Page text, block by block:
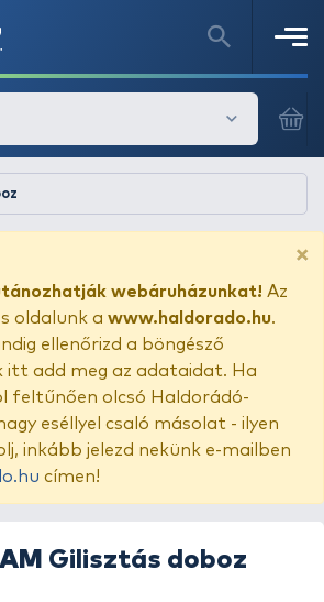
×
webáruházunkat! Az
oldalunk a www.haldorado.hu.
ellenőrizd a böngésző
itt add meg az adataidat. Ha
feltűnően olcsó Haldorádó-
eséllyel csaló másolat - ilyen
inkább jelezd nekünk e-mailben
címen!
Gilisztás doboz